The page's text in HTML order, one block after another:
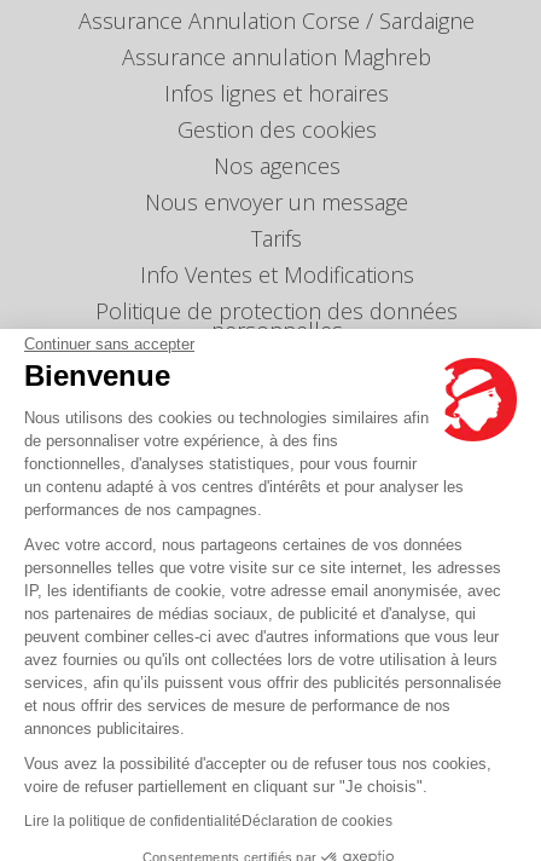
Continuer sans accepter
Bienvenue
Nous utilisons des cookies ou technologies similaires afin
de personnaliser votre expérience, à des fins
fonctionnelles, d'analyses statistiques, pour vous fournir
un contenu adapté à vos centres d'intérêts et pour analyser les
performances de nos campagnes.
Avec votre accord, nous partageons certaines de vos données
personnelles telles que votre visite sur ce site internet, les adresses
IP, les identifiants de cookie, votre adresse email anonymisée, avec
nos partenaires de médias sociaux, de publicité et d'analyse, qui
peuvent combiner celles-ci avec d'autres informations que vous leur
avez fournies ou qu'ils ont collectées lors de votre utilisation à leurs
services, afin qu’ils puissent vous offrir des publicités personnalisée
et nous offrir des services de mesure de performance de nos
annonces publicitaires.
Vous avez la possibilité d'accepter ou de refuser tous nos cookies,
voire de refuser partiellement en cliquant sur "Je choisis".
Lire la politique de confidentialité Déclaration de cookies
Consentements certifiés par
Assurance Annulation Corse / Sardaigne
Assurance annulation Maghreb
Infos lignes et horaires
Gestion des cookies
Nos agences
Nous envoyer un message
Tarifs
Info Ventes et Modifications
Politique de protection des données
personnelles
Index égalité professionnelle Femmes-Hommes
Écarts de représentation femmes-hommes dans
les postes de direction
Vous avez une question ?
La FAQ c'est ici
© Corsica Linea - Siège social - 4 Bd Roi Jérôme, 20000 Ajaccio - Mentions légales